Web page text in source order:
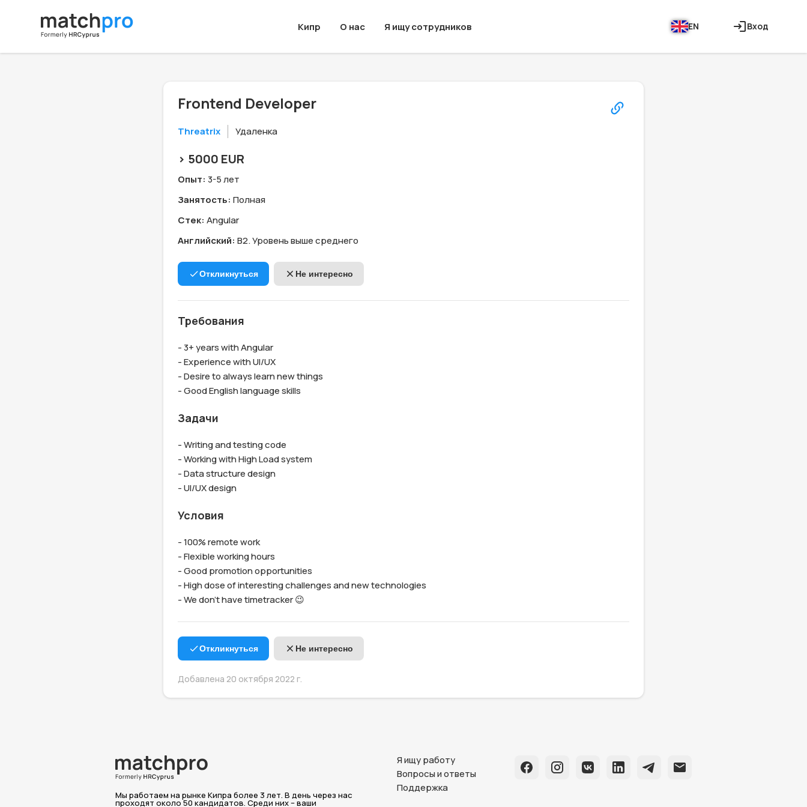
Кипр О нас Я ищу сотрудников EN Вход
Frontend Developer
Threatrix Удаленка
> 5000 EUR
Опыт: 3-5 лет
Занятость: Полная
Стек: Angular
Английский: B2. Уровень выше среднего
Откликнуться Не интересно
Требования
- 3+ years with Angular
- Experience with UI/UX
- Desire to always learn new things
- Good English language skills
Задачи
- Writing and testing code
- Working with High Load system
- Data structure design
- UI/UX design
Условия
- 100% remote work
- Flexible working hours
- Good promotion opportunities
- High dose of interesting challenges and new technologies
- We don't have timetracker 😉
Откликнуться Не интересно
Добавлена 20 октября 2022 г.
Мы работаем на рынке Кипра более 3 лет. В день через нас
проходят около 50 кандидатов. Среди них – ваши
Я ищу работу
Вопросы и ответы
Поддержка